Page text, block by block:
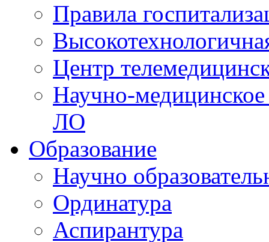
Правила
Центр
Научно-
ЛО
Образование
Научно
Ординатура
Аспирантура